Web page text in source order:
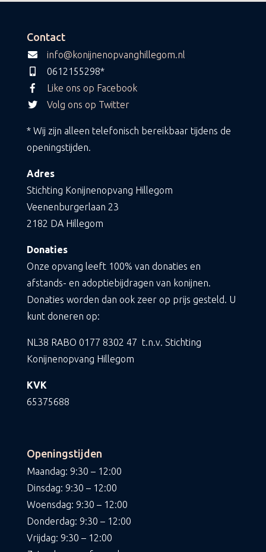
Contact
info@konijnenopvanghillegom.nl
0612155298*
Like ons op Facebook
Volg ons op Twitter
* Wij zijn alleen telefonisch bereikbaar tijdens de
openingstijden.
Adres
Stichting Konijnenopvang Hillegom
Veenenburgerlaan 23
2182 DA Hillegom
Donaties
Onze opvang leeft 100% van donaties en
afstands- en adoptiebijdragen van konijnen.
Donaties worden dan ook zeer op prijs gesteld. U
kunt doneren op:
NL38 RABO 0177 8302 47 t.n.v. Stichting
Konijnenopvang Hillegom
KVK
65375688
Openingstijden
Maandag: 9:30 – 12:00
Dinsdag: 9:30 – 12:00
Woensdag: 9:30 – 12:00
Donderdag: 9:30 – 12:00
Vrijdag: 9:30 – 12:00